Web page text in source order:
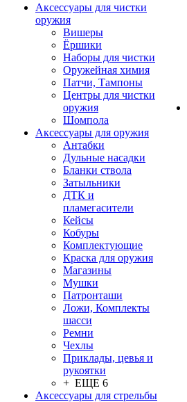
Аксессуары для чистки
оружия
Вишеры
Ёршики
Наборы для чистки
Оружейная химия
Патчи, Тампоны
Центры для чистки
оружия
Шомпола
Аксессуары для оружия
Антабки
Дульные насадки
Бланки ствола
Затыльники
ДТК и
пламегасители
Кейсы
Кобуры
Комплектующие
Краска для оружия
Магазины
Мушки
Патронташи
Ложи, Комплекты
шасси
Ремни
Чехлы
Приклады, цевья и
рукоятки
+ ЕЩЕ 6
Аксессуары для стрельбы